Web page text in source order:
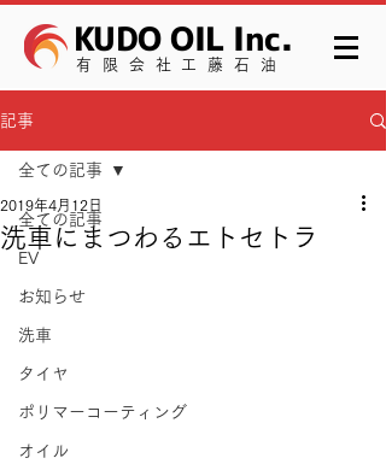
KUDO OIL Inc.
有限会社工藤石油
記事
全ての記事
EV
お知らせ
洗車
タイヤ
ポリマーコーティング
オイル
全ての記事
洗車にまつわるエトセトラ
2019年4月12日